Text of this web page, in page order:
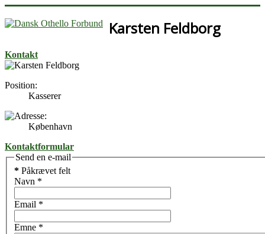
Karsten Feldborg
Kontakt
Position:
Kasserer
København
Kontaktformular
Send en e-mail
* Påkrævet felt
Navn *
Email *
Emne *